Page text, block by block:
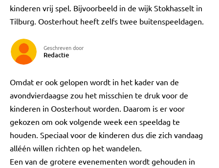
kinderen vrij spel. Bijvoorbeeld in de wijk Stokhasselt in
Tilburg. Oosterhout heeft zelfs twee buitenspeeldagen.
Geschreven door
Redactie
Omdat er ook gelopen wordt in het kader van de
avondvierdaagse zou het misschien te druk voor de
kinderen in Oosterhout worden. Daarom is er voor
gekozen om ook volgende week een speeldag te
houden. Speciaal voor de kinderen dus die zich vandaag
alléén willen richten op het wandelen.
Een van de grotere evenementen wordt gehouden in